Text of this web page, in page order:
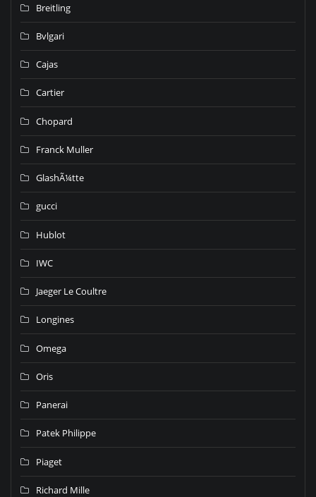
Breitling
Bvlgari
Cajas
Cartier
Chopard
Franck Muller
GlashÃ¼tte
gucci
Hublot
IWC
Jaeger Le Coultre
Longines
Omega
Oris
Panerai
Patek Philippe
Piaget
Richard Mille